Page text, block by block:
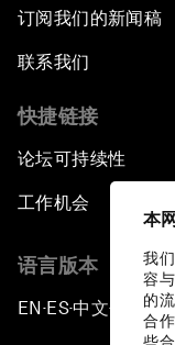
本
我
容
的
合
订阅我们的新闻稿
联系我们
快捷链接
论坛可持续性
工作机会
语言版本
EN ▪ES▪中文▪ 日本語